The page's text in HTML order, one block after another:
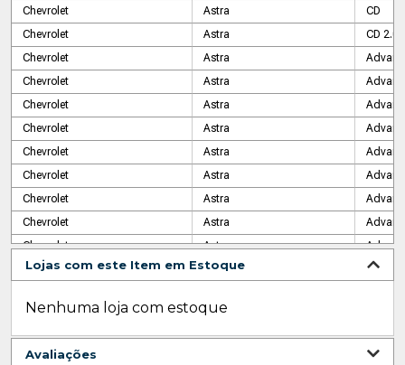
Chevrolet
Astra
CD
Chevrolet
Astra
CD 2.0
Chevrolet
Astra
Chevrolet
Astra
Chevrolet
Astra
Chevrolet
Astra
Chevrolet
Astra
Chevrolet
Astra
Chevrolet
Astra
Chevrolet
Astra
Chevrolet
Astra
Chevrolet
Astra
Chevrolet
Astra
Chevrolet
Astra
2.0 8v
Lojas com este Item em Estoque
Nenhuma loja com estoque
Avaliações